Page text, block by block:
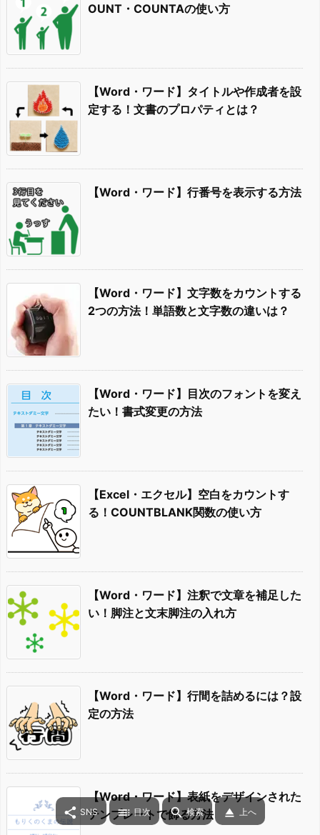
OUNT・COUNTAの使い方
【Word・ワード】タイトルや作成者を設
定する！文書のプロパティとは？
【Word・ワード】行番号を表示する方法
【Word・ワード】文字数をカウントする
2つの方法！単語数と文字数の違いは？
【Word・ワード】目次のフォントを変え
たい！書式変更の方法
【Excel・エクセル】空白をカウントす
る！COUNTBLANK関数の使い方
【Word・ワード】注釈で文章を補足した
い！脚注と文末脚注の入れ方
【Word・ワード】行間を詰めるには？設
定の方法
【Word・ワード】表紙をデザインされた
テンプレートで飾る方法
 SNS  目次  検索  上へ